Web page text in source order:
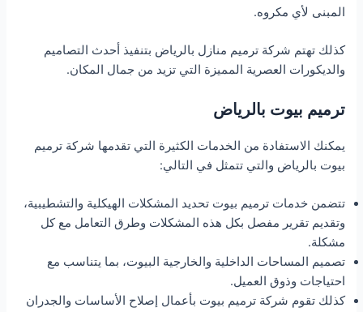
المبنى لأي مكروه.
كذلك تهتم شركة ترميم منازل بالرياض بتنفيذ أحدث التصاميم
والديكورات العصرية المميزة التي تزيد من جمال المكان.
ترميم بيوت بالرياض
يمكنك الاستفادة من الخدمات الكثيرة التي تقدمها شركة ترميم
بيوت بالرياض والتي تتمثل في التالي:
تتضمن خدمات ترميم بيوت تحديد المشكلات الهيكلية والتشطيبية،
وتقديم تقرير مفصل بكل هذه المشكلات وطرق التعامل مع كل
مشكلة.
تصميم المساحات الداخلية والخارجية البيوت، بما يتناسب مع
احتياجات وذوق العميل.
كذلك تقوم شركة ترميم بيوت بأعمال إصلاح الأساسات والجدران